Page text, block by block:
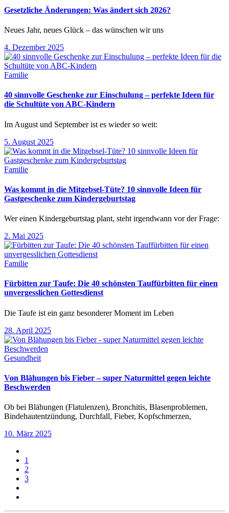
Gesetzliche Änderungen: Was ändert sich 2026?
Neues Jahr, neues Glück – das wünschen wir uns
4. Dezember 2025
Familie
40 sinnvolle Geschenke zur Einschulung – perfekte Ideen für
die Schultüte von ABC-Kindern
Im August und September ist es wieder so weit:
5. August 2025
Familie
Was kommt in die Mitgebsel-Tüte? 10 sinnvolle Ideen für
Gastgeschenke zum Kindergeburtstag
Wer einen Kindergeburtstag plant, steht irgendwann vor der Frage:
2. Mai 2025
Familie
Fürbitten zur Taufe: Die 40 schönsten Tauffürbitten für einen
unvergesslichen Gottesdienst
Die Taufe ist ein ganz besonderer Moment im Leben
28. April 2025
Gesundheit
Von Blähungen bis Fieber – super Naturmittel gegen leichte
Beschwerden
Ob bei Blähungen (Flatulenzen), Bronchitis, Blasenproblemen,
Bindehautentzündung, Durchfall, Fieber, Kopfschmerzen,
10. März 2025
1
2
3